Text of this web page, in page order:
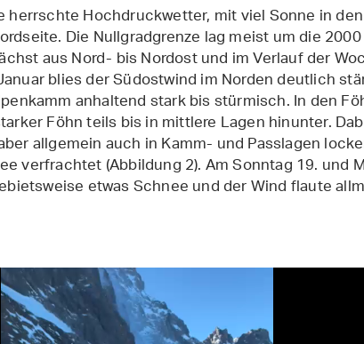
Hochdruckwetter, mit viel Sonne in
Die Nullgradgrenze lag meist um die
aus Nord- bis Nordost und im Verlauf der
blies der Südostwind im Norden deutlich
anhaltend stark bis stürmisch. In den
Föhn teils bis in mittlere Lagen hinunter.
allgemein auch in Kamm- und Passlagen
verfrachtet (Abbildung 2). Am Sonntag 19. und
etwas Schnee und der Wind flaute